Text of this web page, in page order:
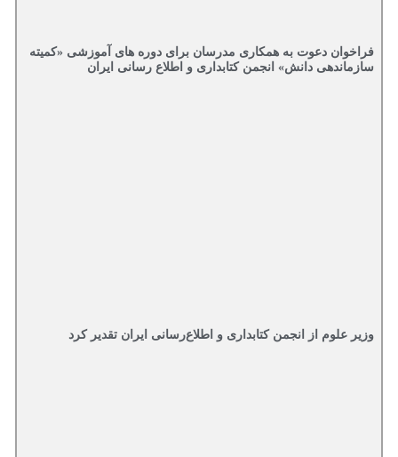
فراخوان دعوت به همکاری مدرسان برای دوره های آموزشی «کمیته
سازماندهی دانش» انجمن کتابداری و اطلاع رسانی ایران
وزیر علوم از انجمن کتابداری و اطلاع‌رسانی ایران تقدیر کرد